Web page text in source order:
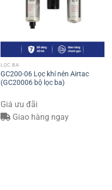
LỌC BA
GC200-06 Lọc khí nén Airtac
(GC20006 bộ lọc ba)
Giá ưu đãi
Giao hàng ngay